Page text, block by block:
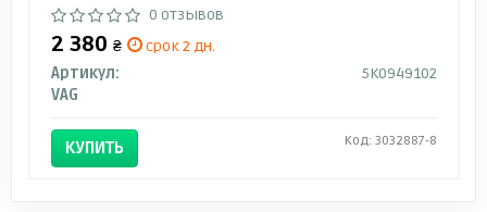
0 отзывов
2 380 ₴
срок 2 дн.
Артикул:
5K0949102
VAG
КУПИТЬ Код: 3032887-8